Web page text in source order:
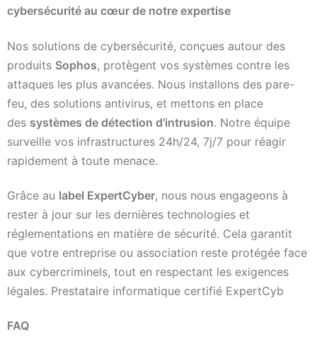
cybersécurité au cœur de notre expertise
Nos solutions de cybersécurité, conçues autour des
produits Sophos, protègent vos systèmes contre les
attaques les plus avancées. Nous installons des pare-
feu, des solutions antivirus, et mettons en place
des systèmes de détection d’intrusion. Notre équipe
surveille vos infrastructures 24h/24, 7j/7 pour réagir
rapidement à toute menace.
Grâce au label ExpertCyber, nous nous engageons à
rester à jour sur les dernières technologies et
réglementations en matière de sécurité. Cela garantit
que votre entreprise ou association reste protégée face
aux cybercriminels, tout en respectant les exigences
légales. Prestataire informatique certifié ExpertCyb
FAQ